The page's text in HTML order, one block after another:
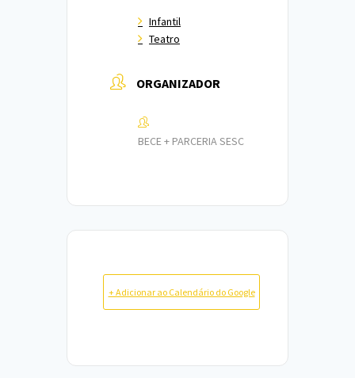
Infantil
Teatro
ORGANIZADOR
BECE + PARCERIA SESC
+ Adicionar ao Calendário do Google